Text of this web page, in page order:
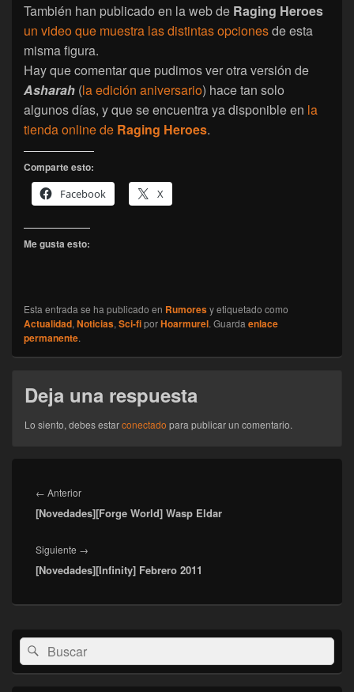
También han publicado en la web de Raging Heroes
un video que muestra las distintas opcionesde esta
misma figura.
Hay que comentar que pudimos ver otra versión de
Asharah (la edición aniversario) hace tan solo
algunos días, y que se encuentra ya disponible en la
tienda online de Raging Heroes.
Comparte esto:
Facebook
X
Me gusta esto:
Esta entrada se ha publicado en Rumoresy etiquetado como
Actualidad, Noticias, Sci-fiporHoarmurel. Guarda enlace
permanente.
Deja una respuesta
Lo siento, debes estarconectado para publicar un comentario.
de
entradas
← AnteriorEntrada
anterior:
[Novedades][Forge World] Wasp Eldar
Siguiente →
siguiente:
[Novedades][Infinity] Febrero 2011
El
área
de
widget
Buscar
por:
Buscar